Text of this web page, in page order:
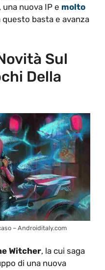
nuova IP e molto
questo basta e avanza
Sul
Della
– Androiditaly.com
Witcher, la cui saga
di una nuova